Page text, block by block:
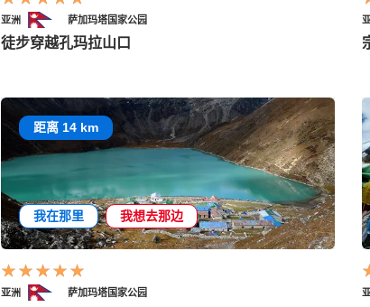
亚洲 萨加玛塔国家公园
徒步穿越孔玛拉山口
距离 14 km
我在那里 我想去那边
亚洲 萨加玛塔国家公园